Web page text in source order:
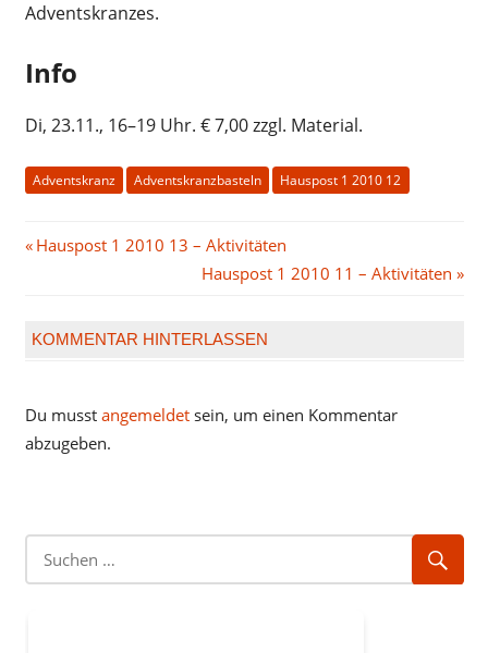
Adventskranzes.
Info
Di, 23.11., 16–19 Uhr. € 7,00 zzgl. Material.
Adventskranz Adventskranzbasteln Hauspost 1 2010 12
Beitragsnavigation
Vorheriger
Hauspost 1 2010 13 – Aktivitäten
Nächster
Hauspost 1 2010 11 – Aktivitäten
KOMMENTAR HINTERLASSEN
Du musst angemeldetsein, um einen Kommentar
abzugeben.